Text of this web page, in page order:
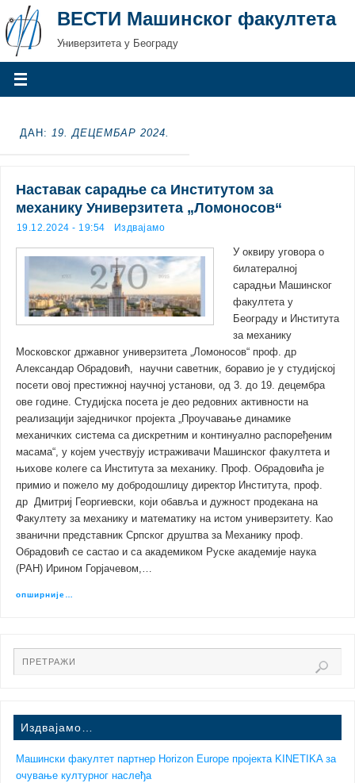
ВЕСТИ Машинског факултета
Универзитета у Београду
ДАН: 19. ДЕЦЕМБАР 2024.
Наставак сарадње са Институтом за
механику Универзитета „Ломоносов“
19.12.2024 - 19:54 Издвајамо
У оквиру уговора о
билатералној
сарадњи Машинског
факултета у
Београду и Института
за механику
Московског државног универзитета „Ломоносов“ проф. др
Александар Обрадовић, научни саветник, боравио је у студијској
посети овој престижној научној установи, од 3. до 19. децембра
ове године. Студијска посета је део редовних активности на
реализацији заједничког пројекта „Проучавање динамике
механичких система са дискретним и континуално распоређеним
масама“, у којем учествују истраживачи Машинског факултета и
њихове колеге са Института за механику. Проф. Обрадовића је
примио и пожело му добродошлицу директор Института, проф.
др Дмитриј Георгиевски, који обавља и дужност продекана на
Факултету за механику и математику на истом универзитету. Као
званични представник Српског друштва за Механику проф.
Обрадовић се састао и са академиком Руске академије наука
(РАН) Ирином Горјачевом,…
опширније…
Издвајамо…
Машински факултет партнер Horizon Europe пројекта KINETIKA за
очување културног наслеђа